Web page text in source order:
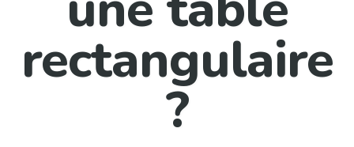
rectangulaire
?